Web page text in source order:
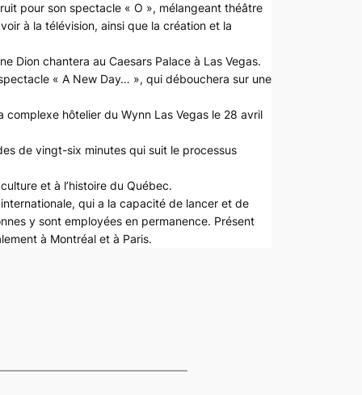
pour son spectacle « O », mélangeant théâtre
à la télévision, ainsi que la création et la
Dion chantera au Caesars Palace à Las Vegas.
« A New Day… », qui débouchera sur une
hôtelier du Wynn Las Vegas le 28 avril
de vingt-six minutes qui suit le processus
et à l’histoire du Québec.
qui a la capacité de lancer et de
y sont employées en permanence. Présent
à Montréal et à Paris.